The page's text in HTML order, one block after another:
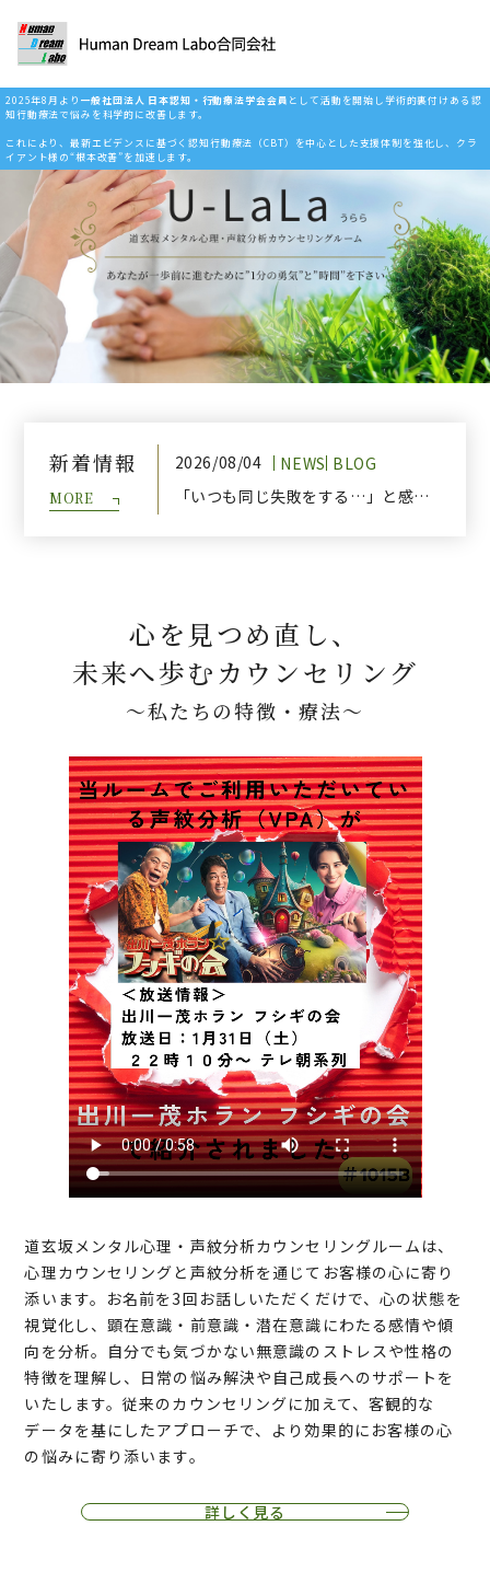
2025年8月より 一般社団法人 日本認知・行動療法学会会員 として活動を開始し学術的裏付けある認
知行動療法で悩みを科学的に改善します。
これにより、最新エビデンスに基づく認知行動療法（CBT）を中心とした支援体制を強化し、クラ
イアント様の“根本改善”を加速します。
新着情報
MORE
2026/08/04 NEWS BLOG
「いつも同じ失敗をする…」と感じる人の思考のクセ
心を見つめ直し、
未来へ歩むカウンセリング
～私たちの特徴・療法～
道玄坂メンタル心理・声紋分析カウンセリングルームは、
心理カウンセリングと声紋分析を通じてお客様の心に寄り
添います。お名前を3回お話しいただくだけで、心の状態を
視覚化し、顕在意識・前意識・潜在意識にわたる感情や傾
向を分析。自分でも気づかない無意識のストレスや性格の
特徴を理解し、日常の悩み解決や自己成長へのサポートを
いたします。従来のカウンセリングに加えて、客観的な
データを基にしたアプローチで、より効果的にお客様の心
の悩みに寄り添います。
詳しく見る